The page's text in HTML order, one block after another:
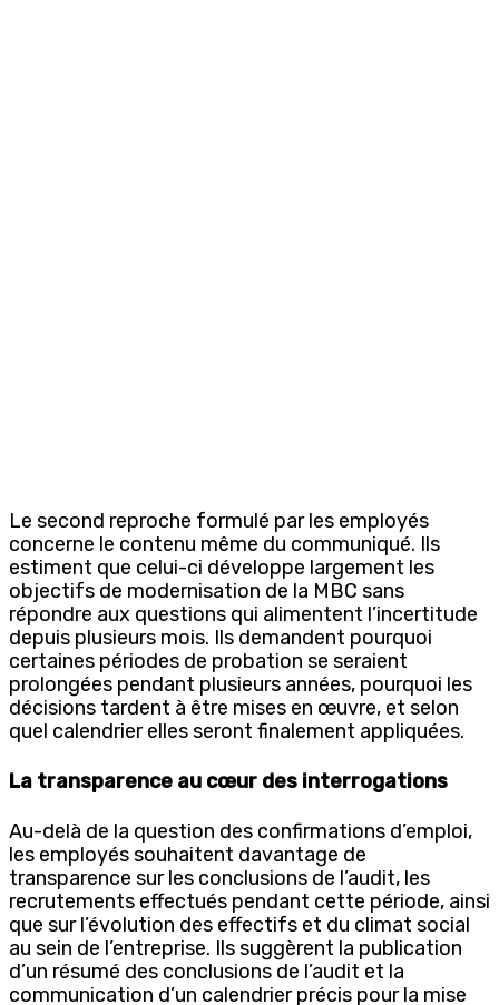
Le second reproche formulé par les employés
concerne le contenu même du communiqué. Ils
estiment que celui-ci développe largement les
objectifs de modernisation de la MBC sans
répondre aux questions qui alimentent l’incertitude
depuis plusieurs mois. Ils demandent pourquoi
certaines périodes de probation se seraient
prolongées pendant plusieurs années, pourquoi les
décisions tardent à être mises en œuvre, et selon
quel calendrier elles seront finalement appliquées.
La transparence au cœur des interrogations
Au-delà de la question des confirmations d’emploi,
les employés souhaitent davantage de
transparence sur les conclusions de l’audit, les
recrutements effectués pendant cette période, ainsi
que sur l’évolution des effectifs et du climat social
au sein de l’entreprise. Ils suggèrent la publication
d’un résumé des conclusions de l’audit et la
communication d’un calendrier précis pour la mise